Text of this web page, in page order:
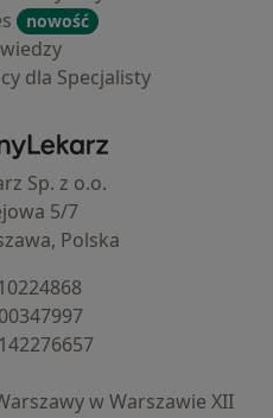
nowość
dla Specjalisty
ZnanyLekarz - Strona główna
Sp. z o.o.
5/7
Polska
w Warszawie XII